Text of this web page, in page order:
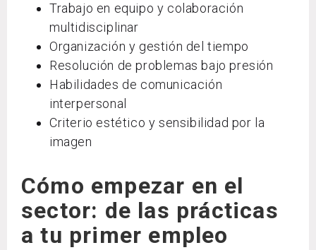
Trabajo en equipo y colaboración
multidisciplinar
Organización y gestión del tiempo
Resolución de problemas bajo presión
Habilidades de comunicación
interpersonal
Criterio estético y sensibilidad por la
imagen
Cómo empezar en el
sector: de las prácticas
a tu primer empleo